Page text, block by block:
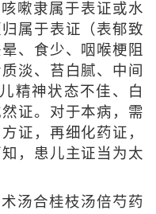
嗽隶属于表证或水
属于表证（表郁致
、食少、咽喉梗阻
淡、苔白腻、中间
精神状态不佳、白
证。对于本病，需
证，再细化药证，
，患儿主证当为太
汤合桂枝汤倍芍药